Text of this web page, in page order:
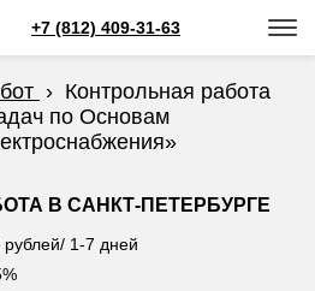
+7 (812) 409-31-63
› Контрольная работа
по Основам
В САНКТ-ПЕТЕРБУРГЕ
1-7 дней